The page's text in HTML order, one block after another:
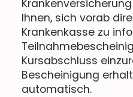
Ihnen, sich vorab
Krankenkasse zu
Kursabschluss
Bescheinigung
automatisch.